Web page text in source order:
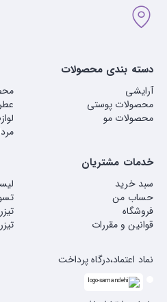
دسته بندی محصولات
آرایشی
محصولات پوستی
محصولات مو
خدمات مشتریان
سبد خرید
حساب من
فروشگاه
قوانین و مقررات
نماد اعتماد،درگاه پرداخت